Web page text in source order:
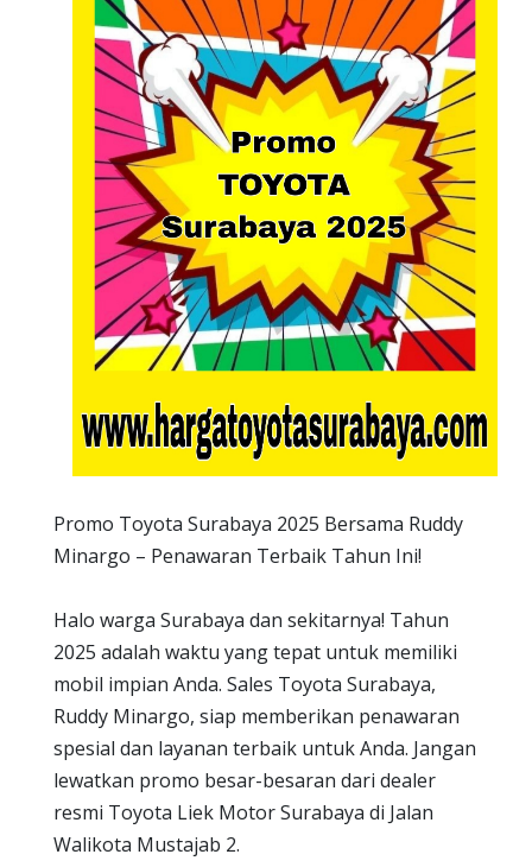
Promo Toyota Surabaya 2025 Bersama Ruddy
Minargo – Penawaran Terbaik Tahun Ini!
Halo warga Surabaya dan sekitarnya! Tahun
2025 adalah waktu yang tepat untuk memiliki
mobil impian Anda. Sales Toyota Surabaya,
Ruddy Minargo, siap memberikan penawaran
spesial dan layanan terbaik untuk Anda. Jangan
lewatkan promo besar-besaran dari dealer
resmi Toyota Liek Motor Surabaya di Jalan
Walikota Mustajab 2.